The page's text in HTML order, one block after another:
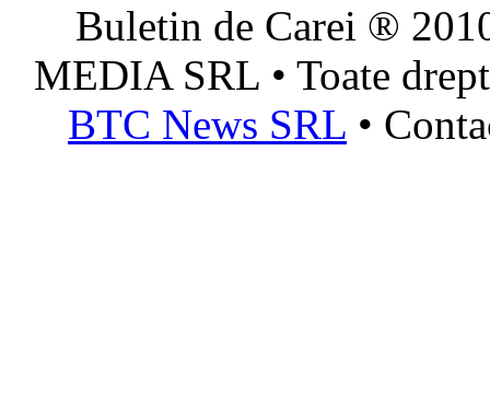
Buletin de Carei ®
MEDIA SRL • Toate
BTC News SRL •